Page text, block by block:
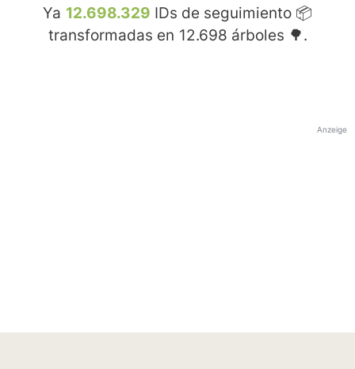
Ya 12.698.329 IDs de seguimiento 📦
transformadas en 12.698 árboles 🌳.
Anzeige